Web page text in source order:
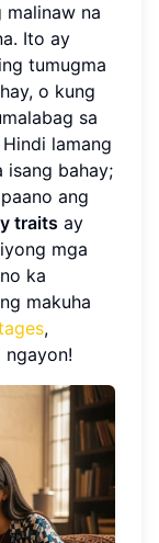
na
Ito ay
tumugma
o kung
sa
lamang
isang bahay;
ang
traits ay
mga
ka
makuha
,
ngayon!